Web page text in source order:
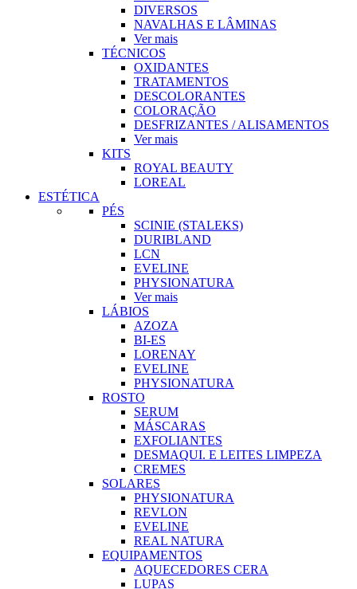
DIVERSOS
NAVALHAS E LÂMINAS
Ver mais
TÉCNICOS
OXIDANTES
TRATAMENTOS
DESCOLORANTES
COLORAÇÃO
DESFRIZANTES / ALISAMENTOS
Ver mais
KITS
ROYAL BEAUTY
LOREAL
ESTÉTICA
PÉS
SCINIE (STALEKS)
DURIBLAND
LCN
EVELINE
PHYSIONATURA
Ver mais
LÁBIOS
AZOZA
BI-ES
LORENAY
EVELINE
PHYSIONATURA
ROSTO
SERUM
MÁSCARAS
EXFOLIANTES
DESMAQUI. E LEITES LIMPEZA
CREMES
SOLARES
PHYSIONATURA
REVLON
EVELINE
REAL NATURA
EQUIPAMENTOS
AQUECEDORES CERA
LUPAS